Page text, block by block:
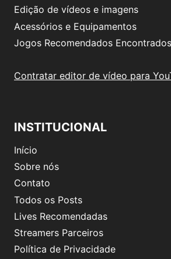
Edição de vídeos e imagens
Acessórios e Equipamentos
Jogos Recomendados
Contratar editor de vídeo para
INSTITUCIONAL
Início
Sobre nós
Contato
Todos os Posts
Lives Recomendadas
Streamers Parceiros
Política de Privacidade